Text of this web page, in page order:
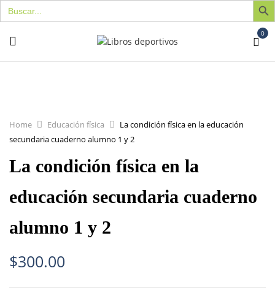
Buscar:
0
Home Educación física
La condición física en la educación
secundaria cuaderno alumno 1 y 2
La condición física en la
educación secundaria cuaderno
alumno 1 y 2
$300.00